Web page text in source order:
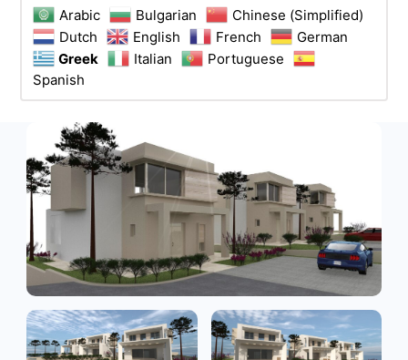
Arabic Bulgarian
Chinese (Simplified)
Dutch
English French
German
Greek
Italian
Portuguese
Spanish